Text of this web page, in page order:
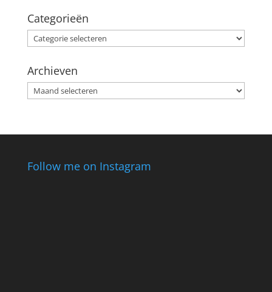
Categorieën
Categorieën
Archieven
Archieven
Follow me on Instagram